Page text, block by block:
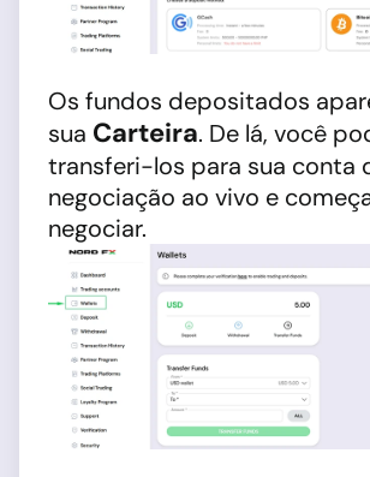
Os fundos depositados
sua Carteira. De lá, você
transferi-los para sua conta
negociação ao vivo e
negociar.